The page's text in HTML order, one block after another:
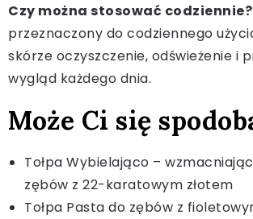
Czy można stosować codziennie?
przeznaczony do codziennego
skórze oczyszczenie, odświeżenie i
wygląd każdego dnia.
Może Ci się
Tołpa Wybielająco –
zębów z 22-karatowym złotem
Tołpa Pasta do zębów z